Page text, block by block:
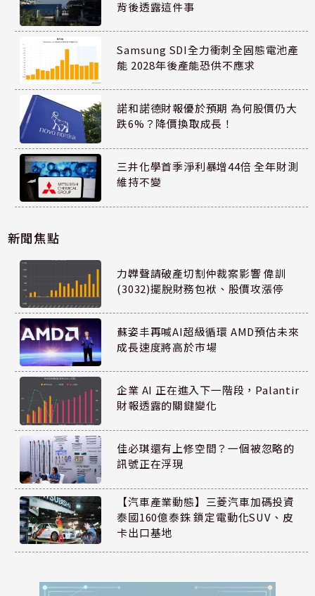
背後透露這件事
Samsung SDI全力衝刺全固態電池產
能 2028年後產能恐供不應求
諾和諾德財報優於預期 為何股價仍大
跌6%？降價換取成長！
三井化學首季淨利暴增44倍 全年財測
維持不變
新聞焦點
力韡聲請破產切割仲裁案影響 偉訓
(3032)擺脫財務包袱、股價攻漲停
蘇姿丰再喊AI超級循環 AMD預估未來
成長速度將高於市場
企業 AI 正在進入下一階段，Palantir
財報透露的關鍵變化
佳必琪還有上修空間？一個被忽略的
訊號正在浮現
【汽車產業動態】三菱汽車加碼投資
泰國160億泰銖 鎖定電動化SUV、皮
卡出口基地